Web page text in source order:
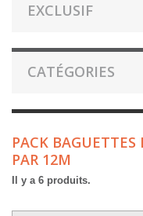
EXCLUSIF
CATÉGORIES
PACK
PAR 12M
Il y a 6 produits.